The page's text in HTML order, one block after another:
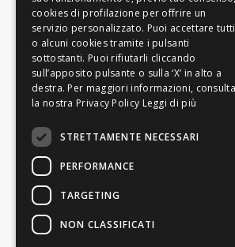
Il 28 giugno era già
allestita una mostra
artigianato artistico,
dalle 21, musica live
Daniele assieme a
Il 15 settembre in
tantissimo, un
terrà un torneo
ARTICOLO
Leggi di più
STRETTAMENTE NECESSARI
PERFORMANCE
TARGETING
NON CLASSIFICATI